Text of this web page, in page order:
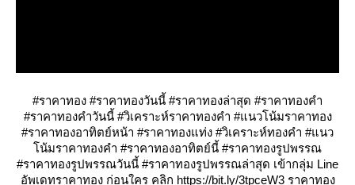
#ราคาทอง #ราคาทองวันนี้ #ราคาทองล่าสุด #ราคาทองคำ
#ราคาทองคำวันนี้ #วิเคราะห์ราคาทองคำ #แนวโน้มราคาทอง
#ราคาทองอาทิตย์หน้า #ราคาทองแท่ง #วิเคราะห์ทองคำ #แนว
น้มราคาทองคำ #ราคาทองอาทิตย์นี้ #ราคาทองรูปพรรณ
#ราคาทองรูปพรรณวันนี้ #ราคาทองรูปพรรณล่าสุด เข้ากลุ่ม Line
อัพเดทราคาทอง ก่อนใคร คลิก https://bit.ly/3tpceW3 ราคาทอง